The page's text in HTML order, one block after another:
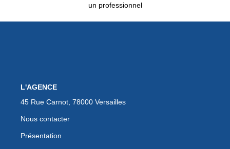
un professionnel
L'AGENCE
45 Rue Carnot, 78000 Versailles
Nous contacter
Présentation